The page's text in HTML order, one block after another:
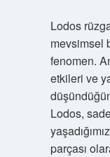
Lodos
mevsimsel
fenomen.
etkileri ve
Lodos,
parçası